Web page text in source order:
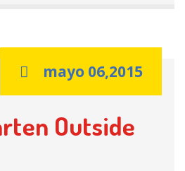
mayo 06,2015
Outside